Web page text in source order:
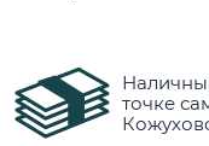
точке